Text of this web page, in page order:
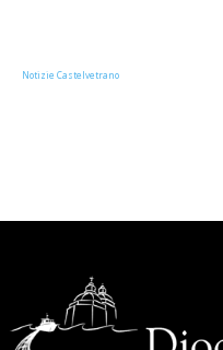
Notizie Castelvetrano